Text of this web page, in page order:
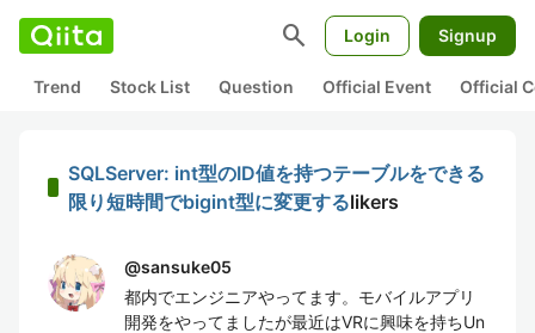
search Login Signup
Trend Stock List Question Official Event Official
SQLServer: int型のID値を持つテーブルをできる
限り短時間でbigint型に変更するlikers
@sansuke05
都内でエンジニアやってます。モバイルアプリ
開発をやってましたが最近はVRに興味を持ちUn